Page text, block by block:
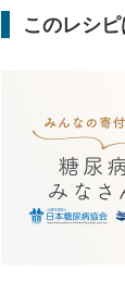
このレシ